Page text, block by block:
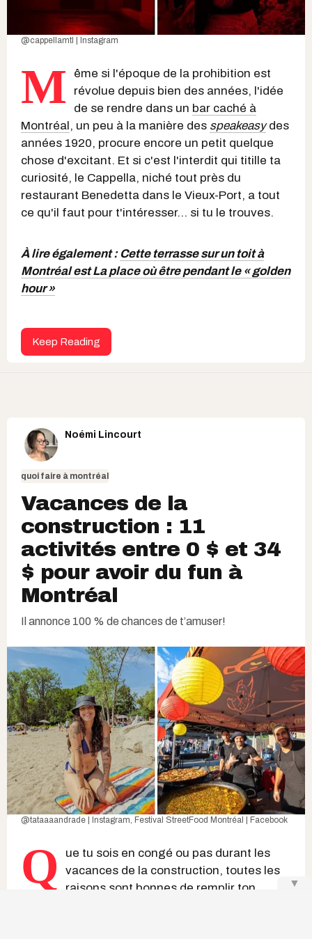
@cappellamtl | Instagram
M
ême si l'époque de la prohibition est
révolue depuis bien des années, l'idée
de se rendre dans un bar caché à
Montréal, un peu à la manière des speakeasydes
années 1920, procure encore un petit quelque
chose d'excitant. Et si c'est l'interdit qui titille ta
curiosité, le Cappella, niché tout près du
restaurant Benedetta dans le Vieux-Port, a tout
ce qu'il faut pour t'intéresser... si tu le trouves.
À lire également : Cette terrasse sur un toit à
Montréal est La place où être pendant le « golden
hour »
Keep Reading
Noémi Lincourt
quoi faire à montréal
Vacances de la
construction : 11
activités entre 0 $ et 34
$ pour avoir du fun à
Montréal
Il annonce 100 % de chances de t’amuser!
@tataaaandrade | Instagram Festival StreetFood Montréal | Facebook
Q
ue tu sois en congé ou pas durant les
vacances de la construction, toutes les
raisons sont bonnes de remplir ton
▼